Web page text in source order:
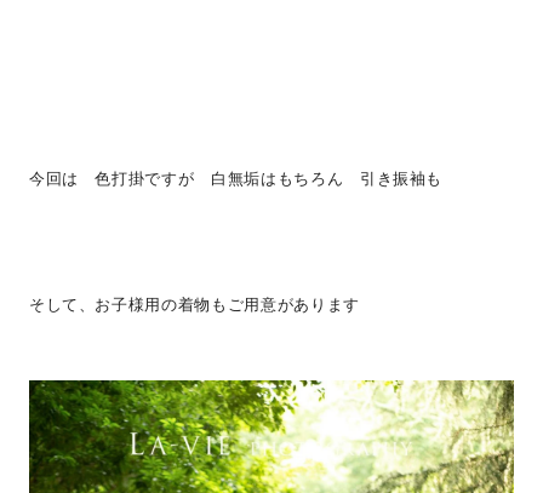
今回は 色打掛ですが 白無垢はもちろん 引き振袖も
そして、お子様用の着物もご用意があります